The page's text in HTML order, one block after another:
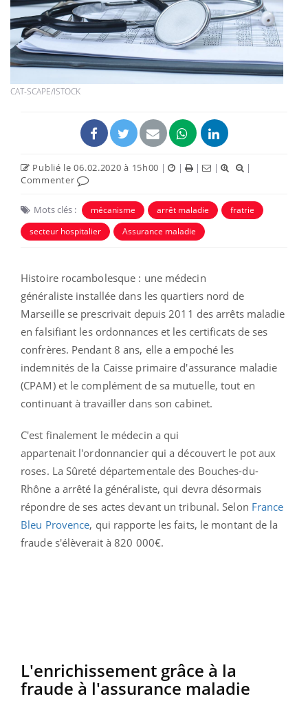
CAT-SCAPE/ISTOCK
Publié le 06.02.2020 à 15h00 | | | |
|
Commenter
Mots clés : mécanisme arrêt maladie
fratrie
secteur hospitalier
Assurance maladie
Histoire rocambolesque : une médecin
généraliste installée dans les quartiers nord de
Marseille se prescrivait depuis 2011 des arrêts maladie
en falsifiant les ordonnances et les certificats de ses
confrères. Pendant 8 ans, elle a empoché les
indemnités de la Caisse primaire d'assurance maladie
(CPAM) et le complément de sa mutuelle, tout en
continuant à travailler dans son cabinet.
C'est finalement le médecin a qui
appartenait l'ordonnancier qui a découvert le pot aux
roses. La Sûreté départementale des Bouches-du-
Rhône a arrêté la généraliste, qui devra désormais
répondre de ses actes devant un tribunal.Selon France
Bleu Provence, qui rapporte les faits, le montant de la
fraude s'élèverait à 820 000€.
L'enrichissement grâce à la
fraude à l'assurance maladie